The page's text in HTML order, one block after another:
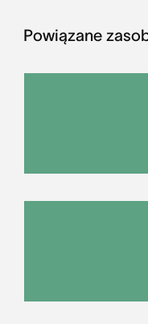
Powiązane